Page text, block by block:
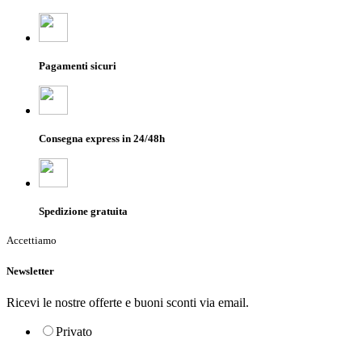
Pagamenti sicuri
Consegna express in 24/48h
Spedizione gratuita
Accettiamo
Newsletter
Ricevi le nostre offerte e buoni sconti via email.
Privato